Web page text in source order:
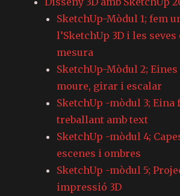
SketchUp-Mòdul 1; fem
l’SketchUp 3D i les seves
mesura
SketchUp-Mòdul 2;
moure, girar i escalar
SketchUp -mòdul 3;
treballant amb text
SketchUp -mòdul 4;
escenes i ombres
SketchUp -mòdul 5;
impressió 3D